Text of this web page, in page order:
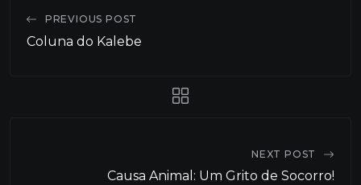
PREVIOUS POST
Coluna do Kalebe
NEXT POST
Causa Animal: Um Grito de Socorro!